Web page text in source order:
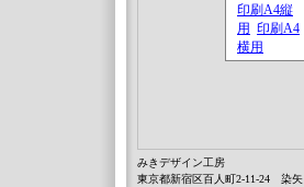
みきデザイン工房
東京都新宿区百人町2-11-24 染矢